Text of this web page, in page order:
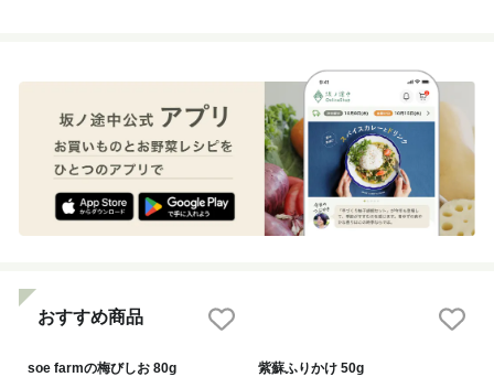
おすすめ商品
soe farmの梅びしお 80g 紫蘇ふりかけ 50g